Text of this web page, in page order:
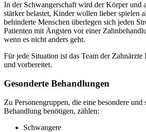
In der Schwangerschaft wird der Körper und
stärker belastet, Kinder wollen lieber spielen
behinderte Menschen überlegen sich jeden
Patienten mit Ängsten vor einer
wenn es nicht anders geht.
Für jede Situation ist das Team der Zahnärzte
und vorbereitet.
Gesonderte Behandlungen
Zu Personengruppen, die eine besondere und
Behandlung benötigen, zählen:
Schwangere